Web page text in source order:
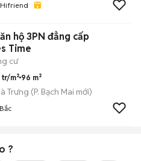
Hifriend
hộ 3PN đẳng cấp
Time
cư
tr/m² 96 m²
Trưng (P. Bạch Mai mới)
?